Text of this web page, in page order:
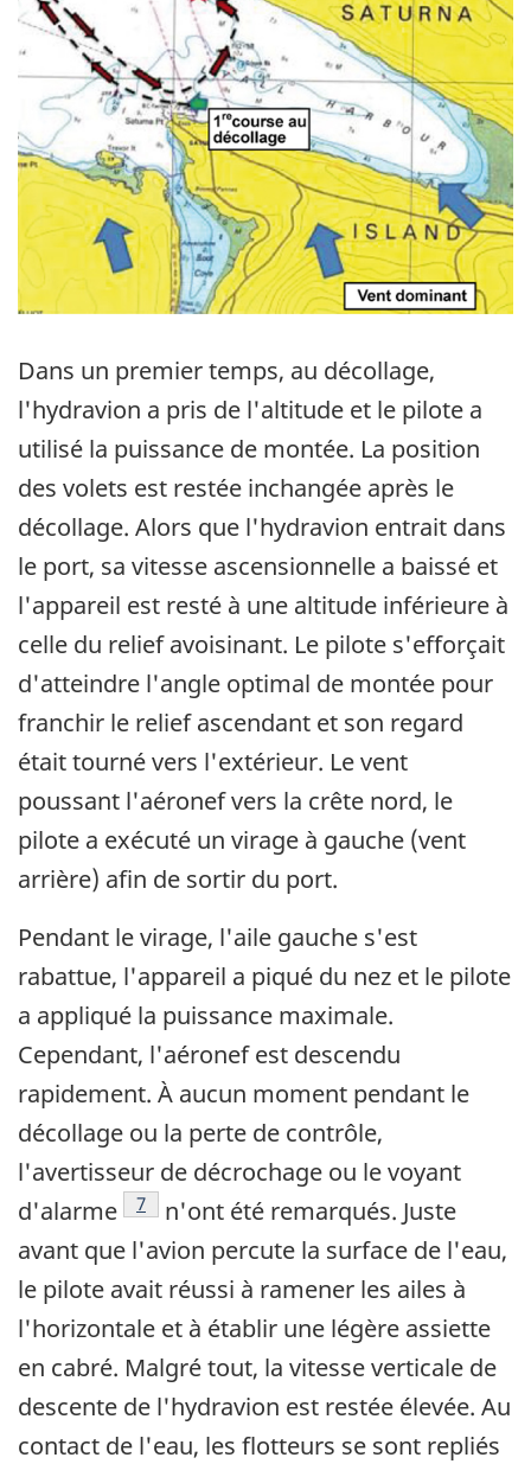
Dans un premier temps, au décollage,
l'hydravion a pris de l'altitude et le pilote a
utilisé la puissance de montée. La position
des volets est restée inchangée après le
décollage. Alors que l'hydravion entrait dans
le port, sa vitesse ascensionnelle a baissé et
l'appareil est resté à une altitude inférieure à
celle du relief avoisinant. Le pilote s'efforçait
d'atteindre l'angle optimal de montée pour
franchir le relief ascendant et son regard
était tourné vers l'extérieur. Le vent
poussant l'aéronef vers la crête nord, le
pilote a exécuté un virage à gauche (vent
arrière) afin de sortir du port.
Pendant le virage, l'aile gauche s'est
rabattue, l'appareil a piqué du nez et le pilote
a appliqué la puissance maximale.
Cependant, l'aéronef est descendu
rapidement. À aucun moment pendant le
décollage ou la perte de contrôle,
l'avertisseur de décrochage ou le voyant
d'alarme
Footnote
7
n'ont été remarqués. Juste
avant que l'avion percute la surface de l'eau,
le pilote avait réussi à ramener les ailes à
l'horizontale et à établir une légère assiette
en cabré. Malgré tout, la vitesse verticale de
descente de l'hydravion est restée élevée. Au
contact de l'eau, les flotteurs se sont repliés